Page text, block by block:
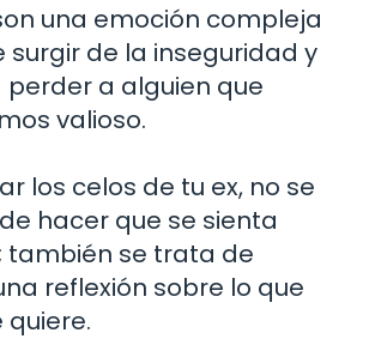
una emoción compleja
surgir de la inseguridad y
perder a alguien que
valioso.
los celos de tu ex, no se
hacer que se sienta
también se trata de
reflexión sobre lo que